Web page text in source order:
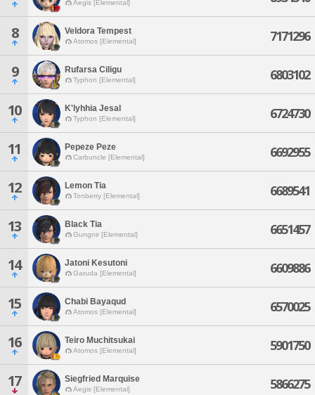
Aegis [Elemental]
8 Veldora Tempest
Atomos [Elemental] 7171296
9 Rufarsa Ciligu
Typhon [Elemental] 6803102
10 K'lyhhia Jesal
Typhon [Elemental] 6724730
11 Pepeze Peze
Carbuncle [Elemental] 6692955
12 Lemon Tia
Tonberry [Elemental] 6689541
13 Black Tia
Gungnir [Elemental] 6651457
14 Jatoni Kesutoni
Garuda [Elemental] 6609886
15 Chabi Bayaqud
Atomos [Elemental] 6570025
16 Teiro Muchitsukai
Atomos [Elemental] 5901750
17 Siegfried Marquise
Aegis [Elemental] 5866275